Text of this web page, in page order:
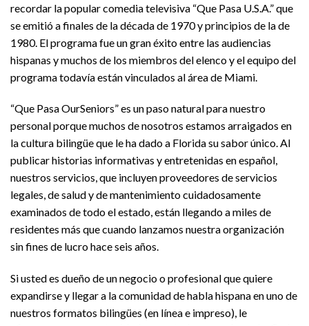
recordar la popular comedia televisiva “Que Pasa U.S.A.” que
se emitió a finales de la década de 1970 y principios de la de
1980. El programa fue un gran éxito entre las audiencias
hispanas y muchos de los miembros del elenco y el equipo del
programa todavía están vinculados al área de Miami.
“Que Pasa OurSeniors” es un paso natural para nuestro
personal porque muchos de nosotros estamos arraigados en
la cultura bilingüe que le ha dado a Florida su sabor único. Al
publicar historias informativas y entretenidas en español,
nuestros servicios, que incluyen proveedores de servicios
legales, de salud y de mantenimiento cuidadosamente
examinados de todo el estado, están llegando a miles de
residentes más que cuando lanzamos nuestra organización
sin fines de lucro hace seis años.
Si usted es dueño de un negocio o profesional que quiere
expandirse y llegar a la comunidad de habla hispana en uno de
nuestros formatos bilingües (en línea e impreso), le